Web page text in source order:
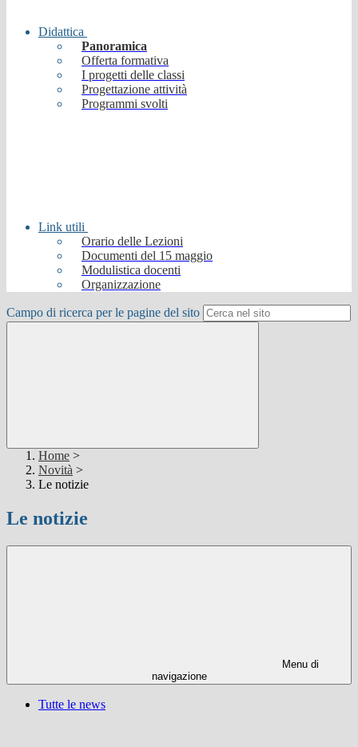
Didattica
Panoramica
Offerta formativa
I progetti delle classi
Progettazione attività
Programmi svolti
Link utili
Orario delle Lezioni
Documenti del 15 maggio
Modulistica docenti
Organizzazione
Campo di ricerca per le pagine del sito
Home >
Novità >
Le notizie
Le notizie
Menu di
navigazione
Tutte le news